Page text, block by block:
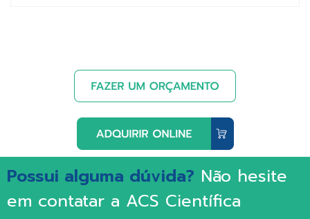
Possui alguma dúvida? Não hesite
em contatar a ACS Científica